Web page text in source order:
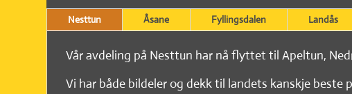
Nesttun Åsane Fyllingsdalen Landås
Vår avdeling på Nesttun har nå flyttet til Apeltun,
Vi har både bildeler og dekk til landets kanskje beste